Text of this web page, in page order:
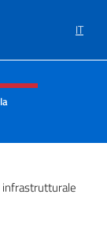
IT
menù